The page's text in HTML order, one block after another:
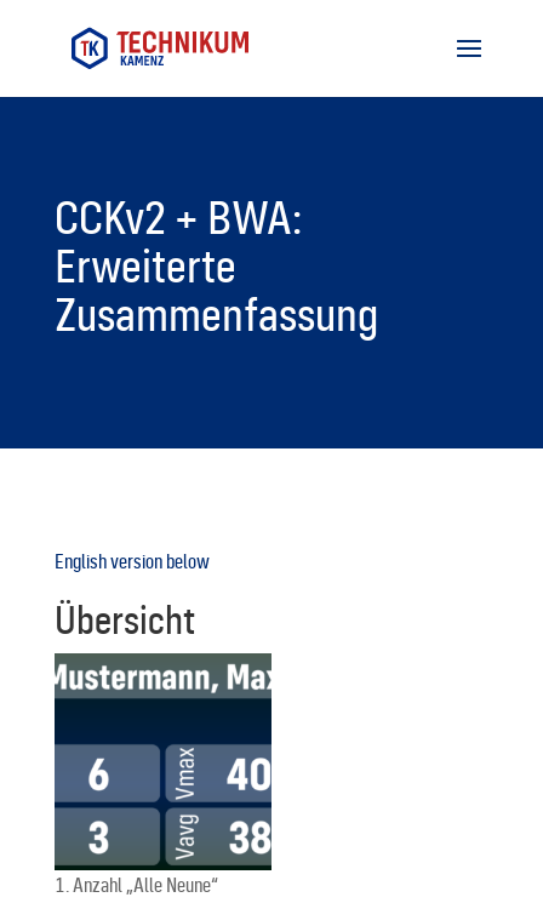
CCKv2 + BWA:
Erweiterte
Zusammenfassung
English version below
Übersicht
Anzahl „Alle Neune“